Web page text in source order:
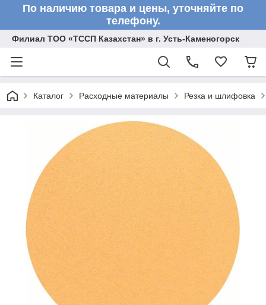
По наличию товара и цены, уточняйте по
телефону.
Филиал ТОО «ТССП Казахстан» в г. Усть-Каменогорск
Каталог Расходные материалы Резка и шлифовка